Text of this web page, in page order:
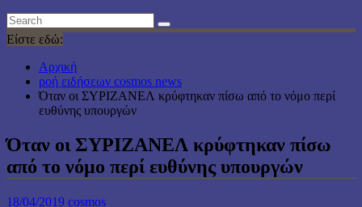
Είστε εδώ:
Αρχική
ροή ειδήσεων cosmos news
Όταν οι ΣΥΡΙΖΑΝΕΛ κρύφτηκαν πίσω από το νόμο περί
ευθύνης υπουργών
Όταν οι ΣΥΡΙΖΑΝΕΛ κρύφτηκαν πίσω
από το νόμο περί ευθύνης υπουργών
18/04/2019 cosmos